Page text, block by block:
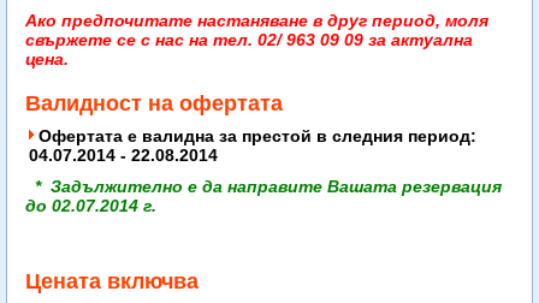
Ако предпочитате настаняване в друг период, моля
свържете се с нас на тел. 02/ 963 09 09 за актуална
цена.
Валидност на офертата
Oфертата е валидна за престой в следния период:
04.07.2014 - 22.08.2014
* Задължително е да направите Вашата резервация
до 02.07.2014 г.
Цената включва